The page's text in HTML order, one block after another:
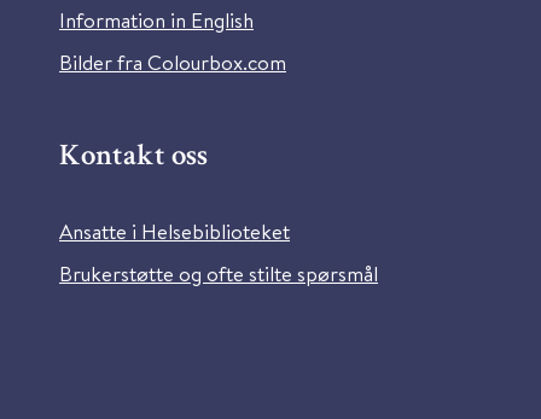
Information in English
Bilder fra Colourbox.com
Kontakt oss
Ansatte i Helsebiblioteket
Brukerstøtte og ofte stilte spørsmål